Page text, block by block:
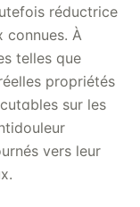
réductrice
connues. À
telles que
propriétés
sur les
vers leur